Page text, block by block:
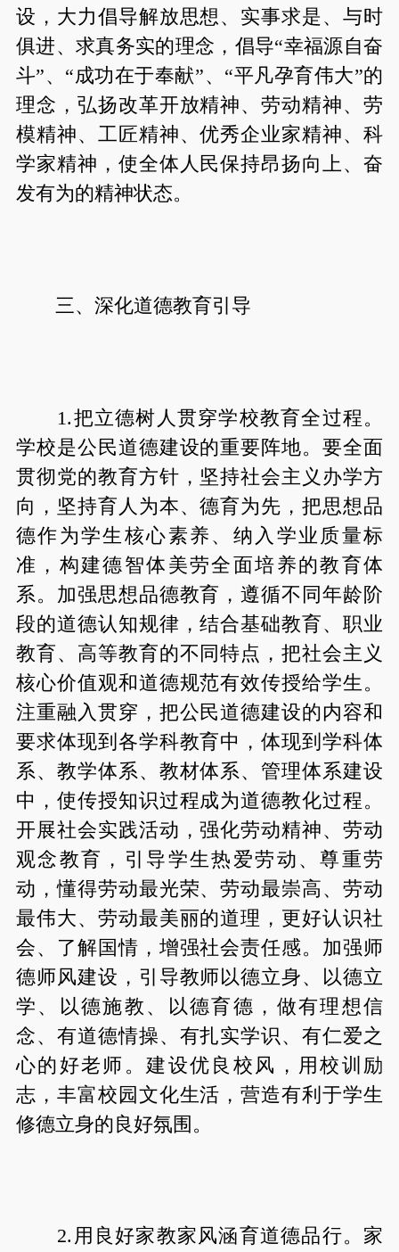
设，大力倡导解放思想、实事求是、与时
俱进、求真务实的理念，倡导“幸福源自奋
斗”、“成功在于奉献”、“平凡孕育伟大”的
理念，弘扬改革开放精神、劳动精神、劳
模精神、工匠精神、优秀企业家精神、科
学家精神，使全体人民保持昂扬向上、奋
发有为的精神状态。
三、深化道德教育引导
1.把立德树人贯穿学校教育全过程。
学校是公民道德建设的重要阵地。要全面
贯彻党的教育方针，坚持社会主义办学方
向，坚持育人为本、德育为先，把思想品
德作为学生核心素养、纳入学业质量标
准，构建德智体美劳全面培养的教育体
系。加强思想品德教育，遵循不同年龄阶
段的道德认知规律，结合基础教育、职业
教育、高等教育的不同特点，把社会主义
核心价值观和道德规范有效传授给学生。
注重融入贯穿，把公民道德建设的内容和
要求体现到各学科教育中，体现到学科体
系、教学体系、教材体系、管理体系建设
中，使传授知识过程成为道德教化过程。
开展社会实践活动，强化劳动精神、劳动
观念教育，引导学生热爱劳动、尊重劳
动，懂得劳动最光荣、劳动最崇高、劳动
最伟大、劳动最美丽的道理，更好认识社
会、了解国情，增强社会责任感。加强师
德师风建设，引导教师以德立身、以德立
学、以德施教、以德育德，做有理想信
念、有道德情操、有扎实学识、有仁爱之
心的好老师。建设优良校风，用校训励
志，丰富校园文化生活，营造有利于学生
修德立身的良好氛围。
2.用良好家教家风涵育道德品行。家